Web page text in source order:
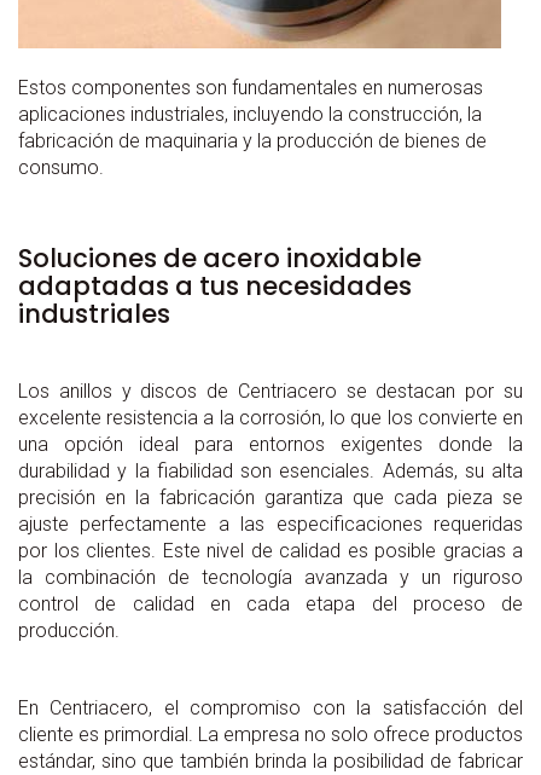
Estos componentes son fundamentales en numerosas
aplicaciones industriales, incluyendo la construcción, la
fabricación de maquinaria y la producción de bienes de
consumo.
Soluciones de acero inoxidable
adaptadas a tus necesidades
industriales
Los anillos y discos de Centriacero se destacan por su
excelente resistencia a la corrosión, lo que los convierte en
una opción ideal para entornos exigentes donde la
durabilidad y la fiabilidad son esenciales. Además, su alta
precisión en la fabricación garantiza que cada pieza se
ajuste perfectamente a las especificaciones requeridas
por los clientes. Este nivel de calidad es posible gracias a
la combinación de tecnología avanzada y un riguroso
control de calidad en cada etapa del proceso de
producción.
En Centriacero, el compromiso con la satisfacción del
cliente es primordial. La empresa no solo ofrece productos
estándar, sino que también brinda la posibilidad de fabricar